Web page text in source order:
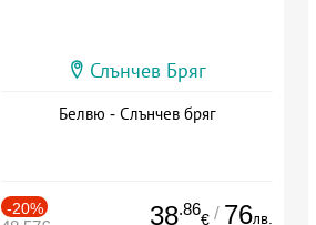
Слънчев Бряг
Белвю - Слънчев бряг
-20% 38.86
€ / 76лв.